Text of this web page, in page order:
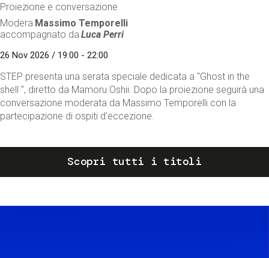
Proiezione e conversazione
Modera Massimo Temporelli
accompagnato da Luca Perri
26 Nov 2026 / 19:00 - 22:00
STEP presenta una serata speciale dedicata a "Ghost in the
shell ", diretto da Mamoru Oshii. Dopo la proiezione seguirà una
conversazione moderata da Massimo Temporelli con la
partecipazione di ospiti d'eccezione.
Scopri tutti i titoli